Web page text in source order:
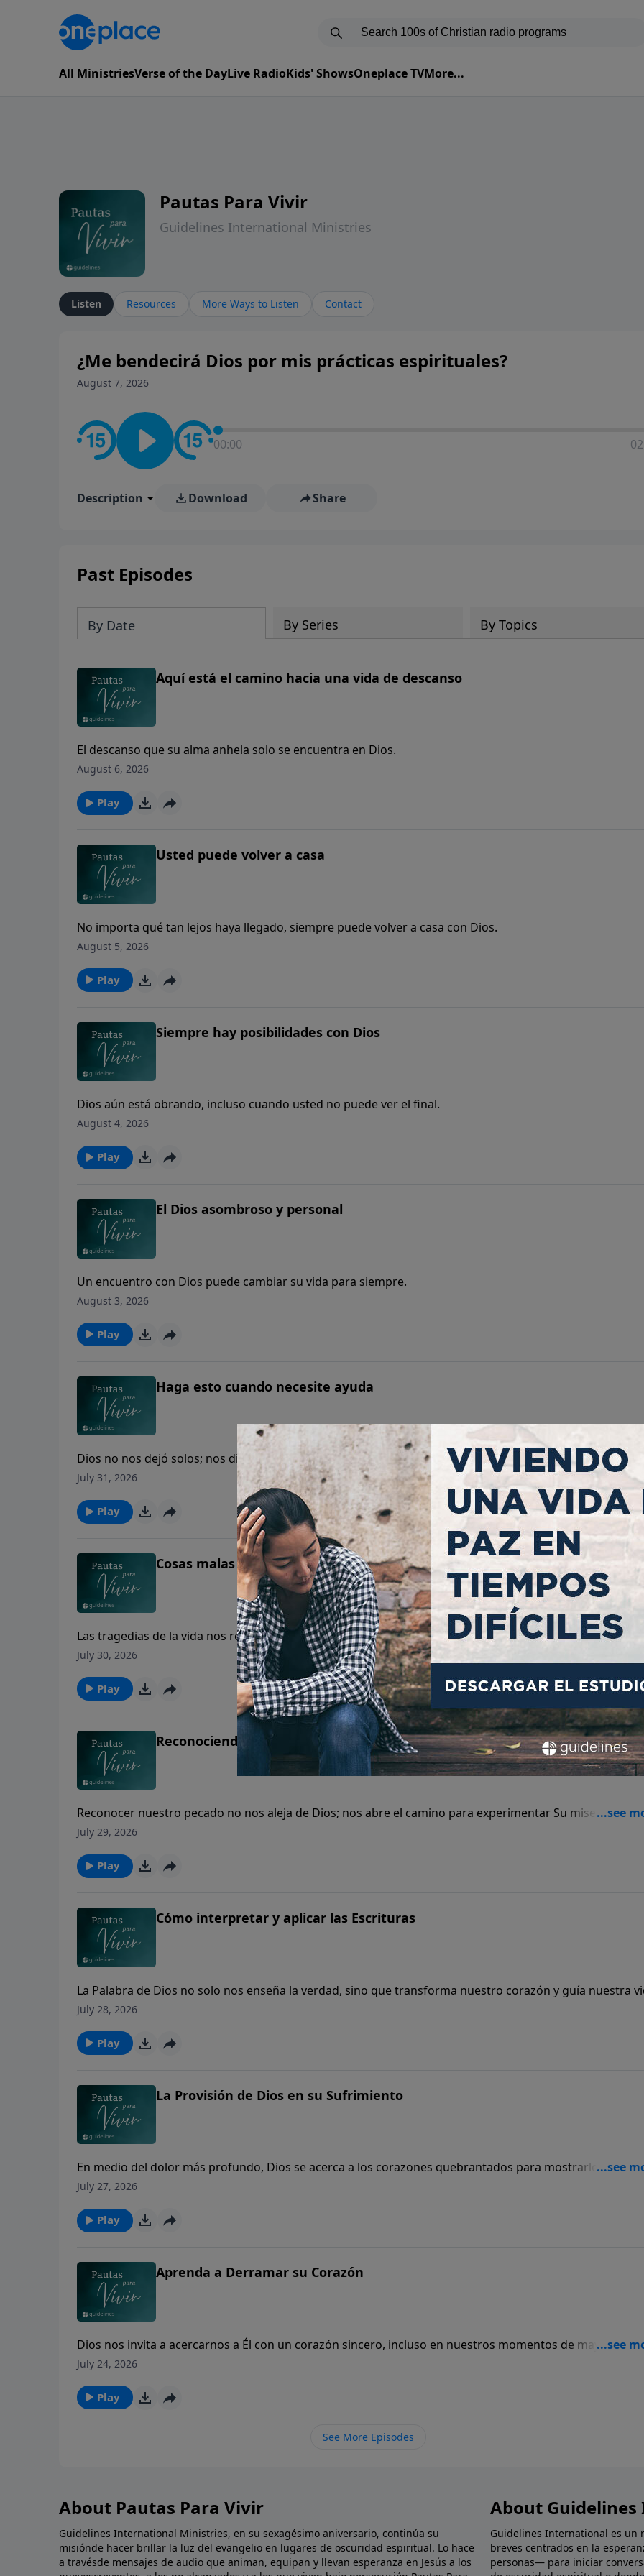
All MinistriesVerse of the DayLive RadioKids' ShowsOneplace TVMore...
Pautas Para Vivir
Guidelines International Ministries
Listen Resources More Ways to Listen Contact
¿Me bendecirá Dios por mis prácticas espirituales?
August 7, 2026
00:00
Description Download Share
Past Episodes
By Date By Series By Topics
Aquí está el camino hacia una vida de descanso
El descanso que su alma anhela solo se encuentra en Dios.
August 6, 2026
Play
Usted puede volver a casa
No importa qué tan lejos haya llegado, siempre puede volver a casa con Dios.
August 5, 2026
Play
Siempre hay posibilidades con Dios
Dios aún está obrando, incluso cuando usted no puede ver el final.
August 4, 2026
Play
El Dios asombroso y personal
Un encuentro con Dios puede cambiar su vida para siempre.
August 3, 2026
Play
Haga esto cuando necesite ayuda
Dios no nos dejó solos; nos dio al Espíritu Santo para guiarnos, fortalecernos y acompañarnos cada día.
July 31, 2026
Play
Cosas malas pasan: prepárese
Las tragedias de la vida nos recuerdan que todos necesitamos volver nuestro corazón a Dios.
July 30, 2026
Play
Reconociendo mi propia rebelión
Reconocer nuestro pecado no nos aleja de Dios; nos abre el camino para experimentar Su misericordia
perdón.
July 29, 2026
Play
Cómo interpretar y aplicar las Escrituras
La Palabra de Dios no solo nos enseña la verdad, sino que transforma nuestro corazón y guía nuestra
July 28, 2026
Play
La Provisión de Dios en su Sufrimiento
En medio del dolor más profundo, Dios se acerca a los corazones quebrantados para mostrarles Su
y presencia.
July 27, 2026
Play
Aprenda a Derramar su Corazón
Dios nos invita a acercarnos a Él con un corazón sincero, incluso en nuestros momentos de mayor
quebranto.
July 24, 2026
Play
See More Episodes
About Pautas Para Vivir
Guidelines International Ministries, en su sexagésimo aniversario, continúa su
misiónde hacer brillar la luz del evangelio en lugares de oscuridad espiritual. Lo hace
a travésde mensajes de audio que animan, equipan y llevan esperanza en Jesús a los
About
Guidelines International es un
breves centrados en la
personas— para iniciar